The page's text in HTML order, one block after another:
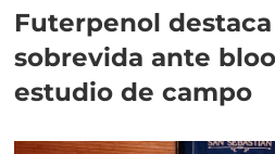
Futerpenol destaca
sobrevida ante
estudio de campo